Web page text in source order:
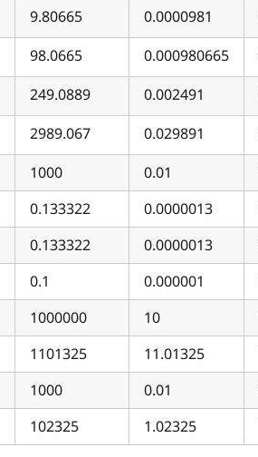
9.80665 0.0000981
98.0665 0.000980665
249.0889 0.002491
2989.067 0.029891
1000 0.01
0.133322 0.0000013
0.133322 0.0000013
0.1 0.000001
1000000 10
1101325 11.01325
1000 0.01
102325 1.02325